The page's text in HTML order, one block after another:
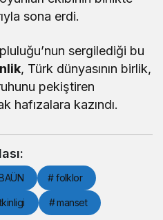
sona erdi.
sergilediği bu
, Türk dünyasının birlik,
pekiştiren
hafızalara kazındı.
# folklor
# manset